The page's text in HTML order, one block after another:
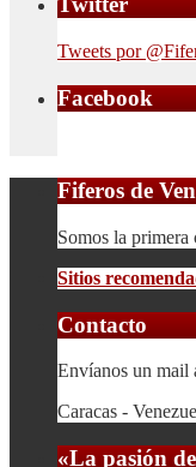
Tweets por
Facebook
Fiferos de
Somos la
Sitios
Contacto
Envíanos un mail
Caracas -
«La pasión